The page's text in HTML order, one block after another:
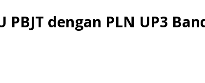
dengan PLN UP3